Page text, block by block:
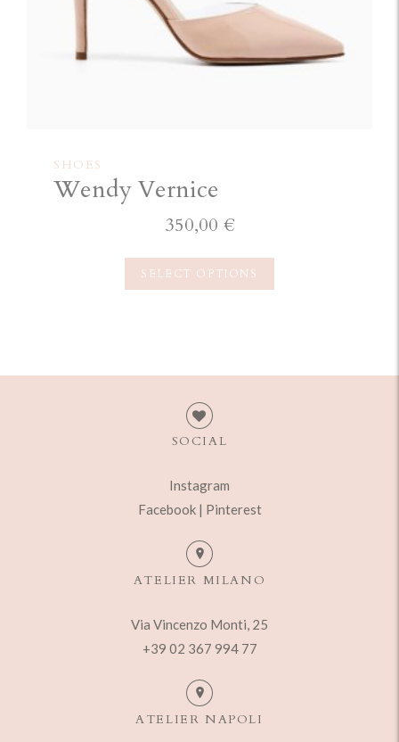
SHOES
Wendy Vernice
350,00 €
SELECT OPTIONS
SOCIAL
Instagram
Facebook | Pinterest
ATELIER MILANO
Via Vincenzo Monti, 25
+39 02 367 994 77
ATELIER NAPOLI